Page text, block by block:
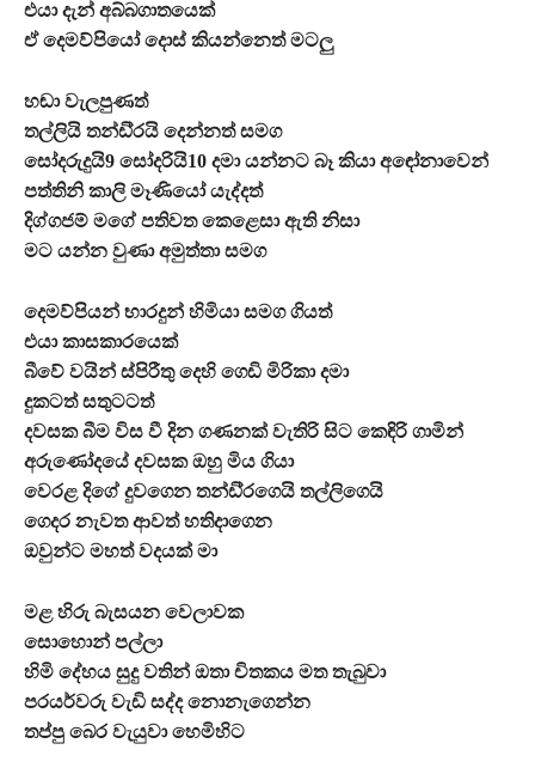
එයා දැන් අබ්බගාතයෙක්
ඒ දෙමව්පියෝ දොස් කියන්නෙත් මටලු
හඬා වැලපුණත්
තල්ලියි තන්ඩි්‍රයි දෙන්නත් සමග
සෝදරුදුයි9 සෝදරියි10 දමා යන්නට බෑ කියා අඳෝනාවෙන්
පත්තිනි කාලි මෑණියෝ යැද්දත්
දිග්ගජම් මගේ පතිවත කෙළෙසා ඇති නිසා
මට යන්න වුණා අමුත්තා සමග
දෙමව්පියන් භාරදුන් හිමියා සමග ගියත්
එයා කාසකාරයෙක්
බීවේ වයින් ස්පිරීතු දෙහි ගෙඩි මිරිකා දමා
දුකටත් සතුටටත්
දවසක බීම විස වී දින ගණනක් වැතිරි සිට කෙඳිරි ගාමින්
අරුණෝදයේ දවසක ඔහු මිය ගියා
වෙරළ දිගේ දුවගෙන තන්ඩි්‍රගෙයි තල්ලිගෙයි
ගෙදර නැවත ආවත් හතිදාගෙන
ඔවුන්ට මහත් වදයක් මා
මළ හිරු බැසයන වෙලාවක
සොහොන් පල්ලා
හිමි දේහය සුදු වතින් ඔතා චිතකය මත තැබුවා
පරයර්වරු වැඩි සද්ද නොනැගෙන්න
තප්පු බෙර වැයුවා හෙමිහිට